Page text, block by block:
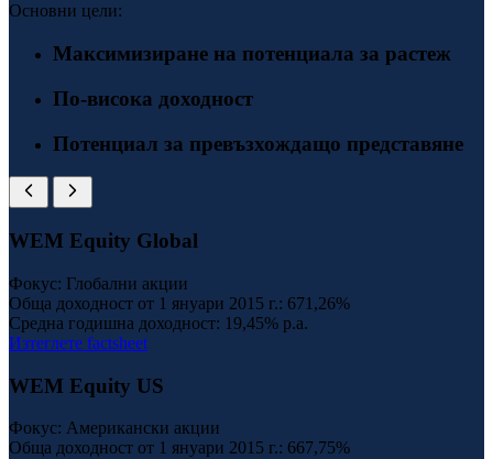
Основни цели:
Максимизиране на потенциала за растеж
По-висока доходност
Потенциал за превъзхождащо представяне
WEM Equity Global
Фокус: Глобални акции
Обща доходност от 1 януари 2015 г.: 671,26%
Средна годишна доходност: 19,45% p.a.
Изтеглете factsheet
WEM Equity US
Фокус: Американски акции
Обща доходност от 1 януари 2015 г.: 667,75%